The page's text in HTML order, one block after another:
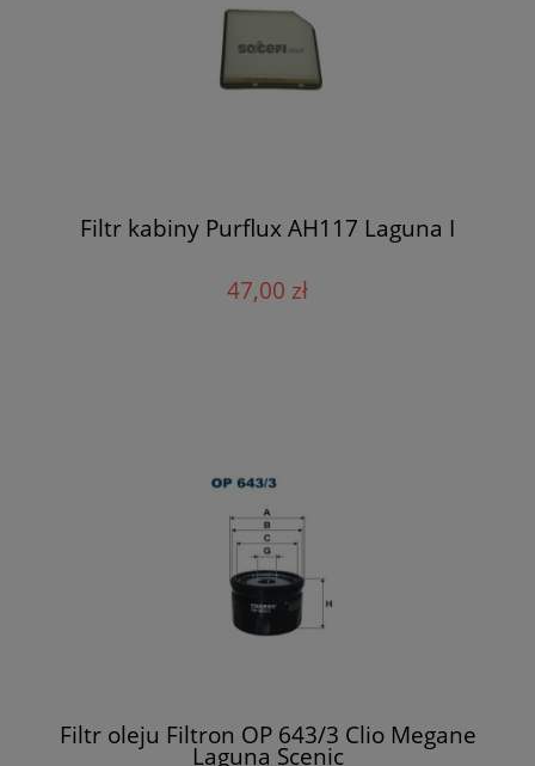
Filtr kabiny Purflux AH117 Laguna I
47,00 zł
Filtr oleju Filtron OP 643/3 Clio Megane
Laguna Scenic